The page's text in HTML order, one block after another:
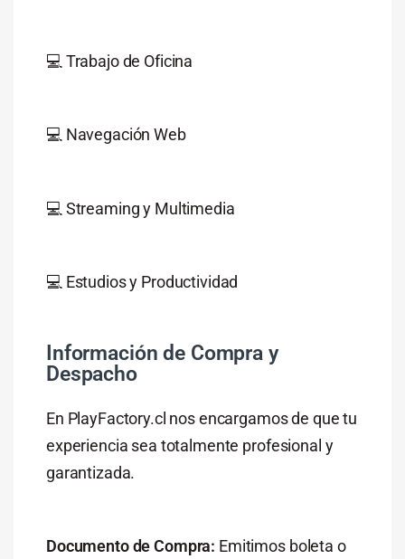
💻 Trabajo de Oficina
💻 Navegación Web
💻 Streaming y Multimedia
💻 Estudios y Productividad
Información de Compra y
Despacho
En PlayFactory.cl nos encargamos de que tu
experiencia sea totalmente profesional y
garantizada.
Documento de Compra: Emitimos boleta o